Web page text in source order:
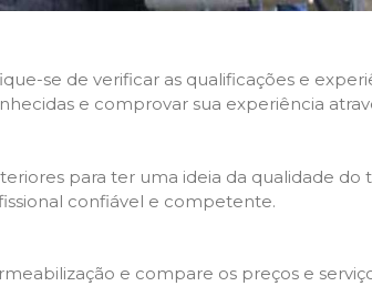
se de verificar as qualificações e
e comprovar sua experiência
para ter uma ideia da qualidade
confiável e competente.
e compare os preços e